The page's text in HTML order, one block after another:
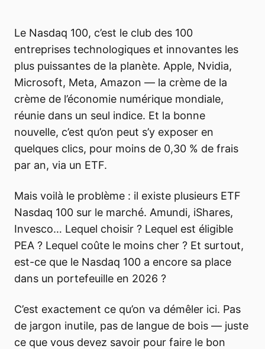
Le Nasdaq 100, c’est le club des 100
entreprises technologiques et innovantes les
plus puissantes de la planète. Apple, Nvidia,
Microsoft, Meta, Amazon — la crème de la
crème de l’économie numérique mondiale,
réunie dans un seul indice. Et la bonne
nouvelle, c’est qu’on peut s’y exposer en
quelques clics, pour moins de 0,30 % de frais
par an, via un ETF.
Mais voilà le problème : il existe plusieurs ETF
Nasdaq 100 sur le marché. Amundi, iShares,
Invesco… Lequel choisir ? Lequel est éligible
PEA ? Lequel coûte le moins cher ? Et surtout,
est-ce que le Nasdaq 100 a encore sa place
dans un portefeuille en 2026 ?
C’est exactement ce qu’on va démêler ici. Pas
de jargon inutile, pas de langue de bois — juste
ce que vous devez savoir pour faire le bon